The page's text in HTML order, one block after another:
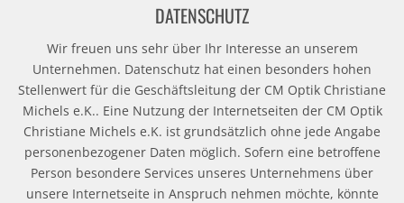
DATENSCHUTZ
Wir freuen uns sehr über Ihr Interesse an unserem
Unternehmen. Datenschutz hat einen besonders hohen
Stellenwert für die Geschäftsleitung der CM Optik Christiane
Michels e.K.. Eine Nutzung der Internetseiten der CM Optik
Christiane Michels e.K. ist grundsätzlich ohne jede Angabe
personenbezogener Daten möglich. Sofern eine betroffene
Person besondere Services unseres Unternehmens über
unsere Internetseite in Anspruch nehmen möchte, könnte